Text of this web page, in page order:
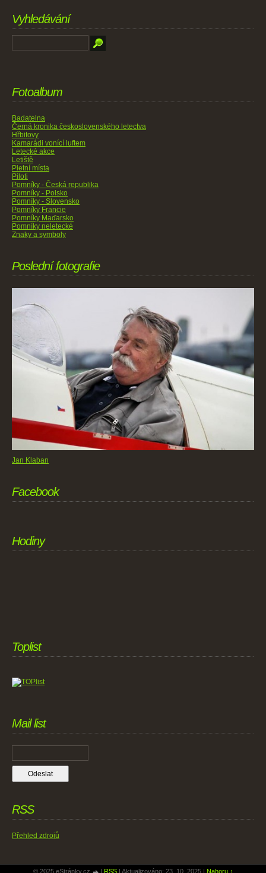
Vyhledávání
Fotoalbum
Badatelna
Černá kronika československého letectva
Hřbitovy
Kamarádi vonící luftem
Letecké akce
Letiště
Pietní místa
Piloti
Pomníky - Česká republika
Pomníky - Polsko
Pomníky - Slovensko
Pomníky Francie
Pomníky Maďarsko
Pomníky neletecké
Znaky a symboly
Poslední fotografie
Jan Klaban
Facebook
Hodiny
Toplist
Mail list
RSS
Přehled zdrojů
© 2025 eStránky.cz | RSS| Aktualizováno: 23. 10. 2025| Nahoru ↑